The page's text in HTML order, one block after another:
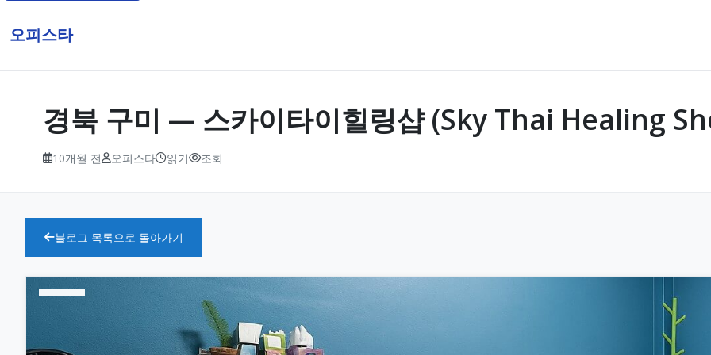
오피스타
경북 구미 — 스카이타이힐링샵 (Sky Thai Healing
10개월 전 오피스타 읽기 조회
블로그 목록으로 돌아가기